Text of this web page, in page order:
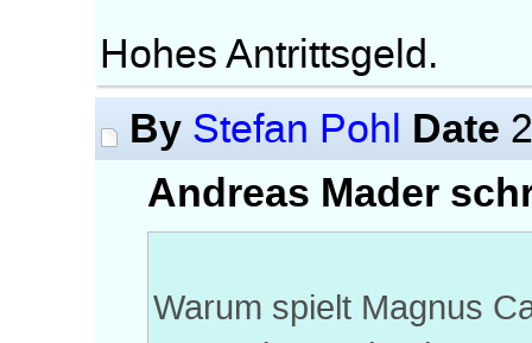
Hohes Antrittsgeld.
By Stefan Pohl Date
Andreas Mader
Warum spielt Magnus